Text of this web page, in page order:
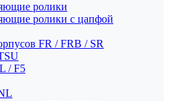
ролики
ролики с цапфой
FR / FRB / SR
/ F5